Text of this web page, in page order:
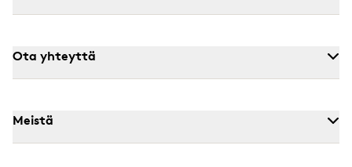
Ota yhteyttä
Meistä